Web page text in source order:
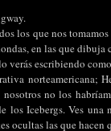
los que nos
en las que
verás escribiendo
norteamericana;
no los
los Icebergs. Ves
ocultas las que